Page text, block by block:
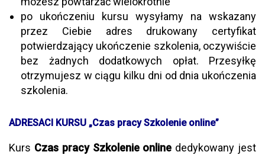
po ukończeniu kursu wysyłamy na wskazany
przez Ciebie adres drukowany certyfikat
potwierdzający ukończenie szkolenia, oczywiście
bez żadnych dodatkowych opłat. Przesyłkę
otrzymujesz w ciągu kilku dni od dnia ukończenia
szkolenia.
ADRESACI KURSU „Czas pracy Szkolenie online”
Kurs Czas pracy Szkolenie online dedykowany jest